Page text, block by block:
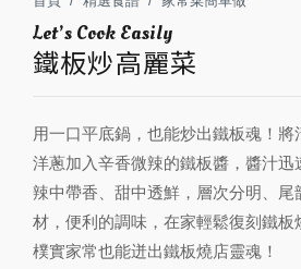
鐵板炒高麗菜
用一口平底鍋，也能炒出鐵板魂！
洋蔥加入辛香微辣的鐵板醬，醬汁迅
辣中帶香、甜中透鮮，層次分明、尾
材，便利的調味，在家輕鬆復刻鐵板
樸實家常也能迸出鐵板燒店靈魂！
材，便利的調味，在家輕鬆復刻鐵板
樸實家常也能迸出鐵板燒店靈魂！
2 人份 10分鐘
PREPARATION
準備食材及配料